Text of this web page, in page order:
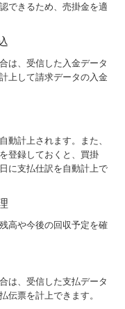
できるため、売掛金を適
は、受信した入金データ
上して請求データの入金
動計上されます。また、
登録しておくと、買掛
に支払仕訳を自動計上で
高や今後の回収予定を確
は、受信した支払データ
伝票を計上できます。